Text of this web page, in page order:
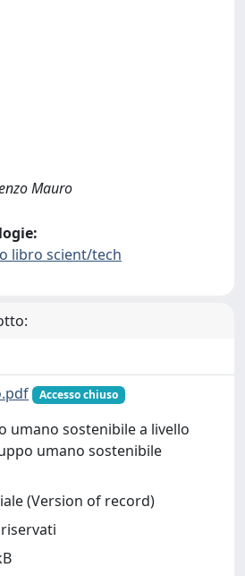
Mauro
libro scient/tech
Accesso chiuso
umano sostenibile a livello
umano sostenibile
(Version of record)